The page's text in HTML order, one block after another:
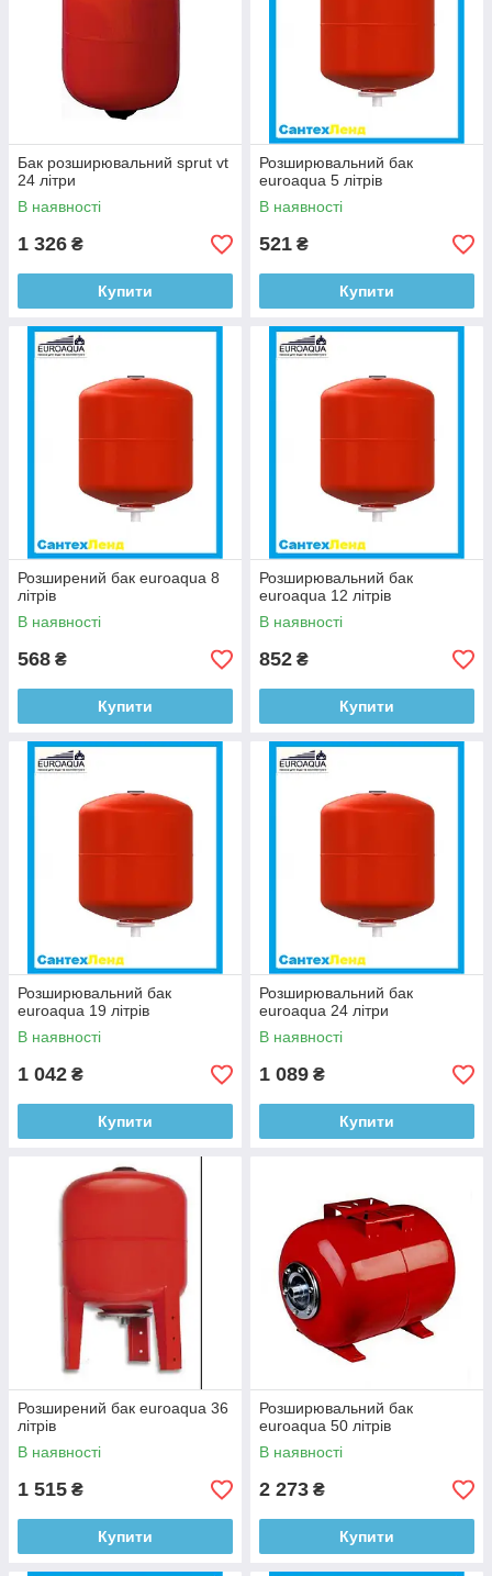
Бак розширювальний sprut vt
24 літри
В наявності
1 326 ₴
Купити
Розширювальний бак
euroaqua 5 літрів
В наявності
521 ₴
Купити
Розширений бак euroaqua 8
літрів
В наявності
568 ₴
Купити
Розширювальний бак
euroaqua 12 літрів
В наявності
852 ₴
Купити
Розширювальний бак
euroaqua 19 літрів
В наявності
1 042 ₴
Купити
Розширювальний бак
euroaqua 24 літри
В наявності
1 089 ₴
Купити
Розширений бак euroaqua 36
літрів
В наявності
1 515 ₴
Купити
Розширювальний бак
euroaqua 50 літрів
В наявності
2 273 ₴
Купити